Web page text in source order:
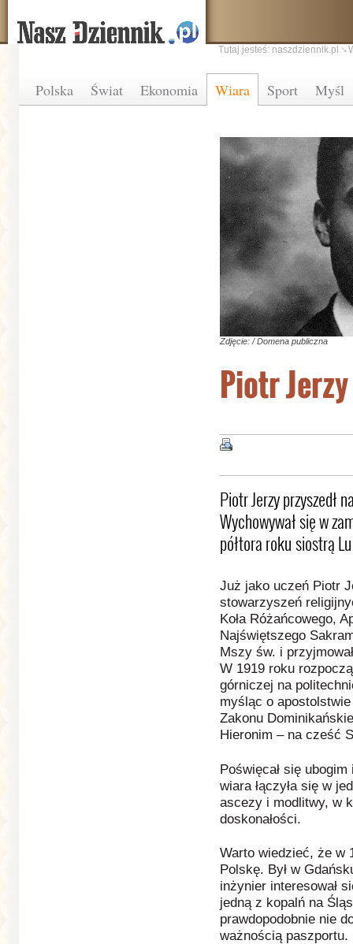
Polska Świat Ekonomia Wiara Sport Myśl
Tutaj jesteś: naszdziennik.pl
Zdjęcie: / Domena publiczna
Piotr
Piotr Jerzy przyszedł
Wychowywał się w
półtora roku siostrą
Już jako uczeń Piotr
stowarzyszeń
Koła Różańcowego,
Najświętszego
Mszy św. i
W 1919 roku
górniczej na
myśląc o
Zakonu
Hieronim – na cześć
Poświęcał się
wiara łączyła się w
ascezy i modlitwy, w
doskonałości.
Warto wiedzieć, że w
Polskę. Był w
inżynier interesował
jedną z kopalń na
prawdopodobnie nie
ważnością paszportu.